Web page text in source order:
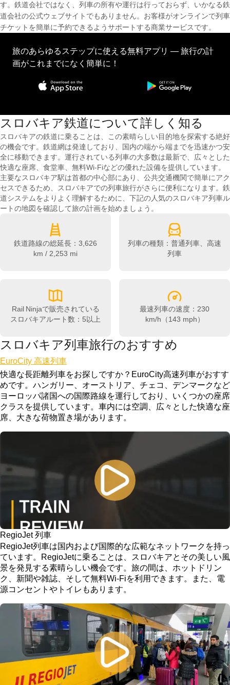
す。鉄道会社ではなく、列車の所有や運行は行っておらず、いかなる鉄
道会社の公式ウェブサイトでもありません。お客様がオンラインで列車
チケットを簡単に予約できるようサポートする商業サービスです。
旅のあらゆるステップに使える無料アプリ — 旅行の計
画がこれまでになく簡単に！
スロバキア鉄道について詳しく知る
スロバキアの鉄道に乗ることは、この素晴らしい目的地を探索する絶好
の機会です。鉄道網は発達しており、国内の端から端までを迅速かつ安
全に移動できます。運行されている列車の大多数は最新で、広々とした
快適な座席、食堂車、無料Wi-Fiなどの優れた設備を提供しています。
主要なスロバキア駅は首都の中心部にあり、公共交通機関で簡単にアク
セスできるため、スロバキアでの列車旅行がさらに便利になります。鉄
道システムをよりよく理解するために、下記の人気のスロバキア列車ル
ートの地図を確認して旅の計画を始めましょう。
鉄道路線の総延長：3,626
km / 2,253 mi
列車の種類：普通列車、高速
列車
Rail Ninjaで販売されている
スロバキアルート数：5以上
最速列車の速度：230
km/h（143 mph）
スロバキア列車旅行のおすすめ
EuroCity 高速列車
快適な長距離列車をお探しですか？EuroCity高速列車がおすす
めです。ハンガリー、オーストリア、チェコ、デンマークなど
ヨーロッパ諸国への国際路線を運行しており、いくつかの座席
クラスを提供しています。車内には空調、広々とした快適な座
席、大きな荷物置き場があります。
RegioJet 列車
RegioJet列車は国内および国際的な広範なネットワークを持っ
ています。RegioJetに乗ることは、スロバキアとその美しい風
景を発見する素晴らしい機会です。旅の間は、ホットドリン
ク、新聞や雑誌、そして無料Wi-Fiを利用できます。また、電
源コンセントやトイレもあります。